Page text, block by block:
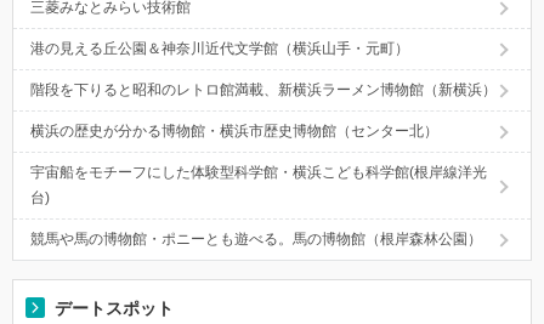
三菱みなとみらい技術館
港の見える丘公園＆神奈川近代文学館（横浜山手・元町）
階段を下りると昭和のレトロ館満載、新横浜ラーメン博物館（新横浜）
横浜の歴史が分かる博物館・横浜市歴史博物館（センター北）
宇宙船をモチーフにした体験型科学館・横浜こども科学館(根岸線洋光
台)
競馬や馬の博物館・ポニーとも遊べる。馬の博物館（根岸森林公園）
デートスポット